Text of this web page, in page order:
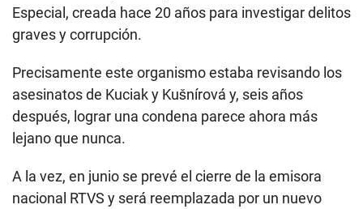
Especial, creada hace 20 años para investigar delitos
graves y corrupción.
Precisamente este organismo estaba revisando los
asesinatos de Kuciak y Kušnírová y, seis años
después, lograr una condena parece ahora más
lejano que nunca.
A la vez, en junio se prevé el cierre de la emisora
nacional RTVS y será reemplazada por un nuevo